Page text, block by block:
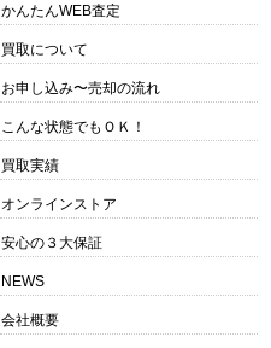
かんたんWEB査定
買取について
お申し込み〜売却の流れ
こんな状態でもＯＫ！
買取実績
オンラインストア
安心の３大保証
NEWS
会社概要